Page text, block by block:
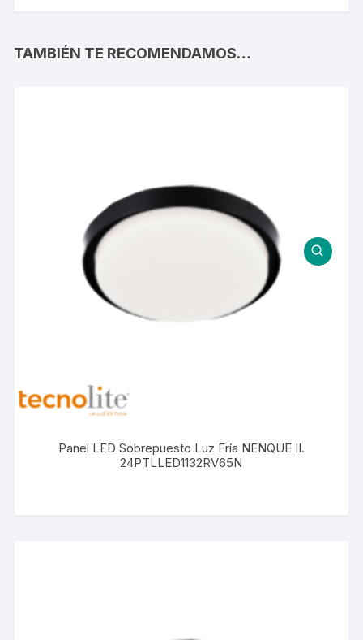
TAMBIÉN TE RECOMENDAMOS…
Panel LED Sobrepuesto Luz Fría NENQUE II.
24PTLLED1132RV65N